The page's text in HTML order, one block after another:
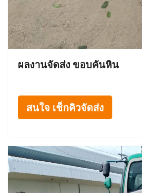
ผลงานจัดส่ง ขอบคันหิน
สนใจ เช็กคิวจัดส่ง